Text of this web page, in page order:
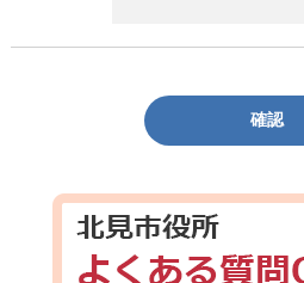
確認